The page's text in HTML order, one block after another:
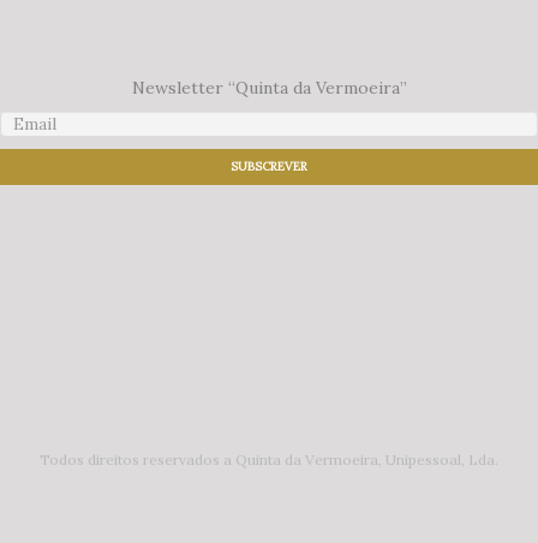
Newsletter “Quinta da Vermoeira”
Todos direitos reservados a Quinta da Vermoeira, Unipessoal, Lda.